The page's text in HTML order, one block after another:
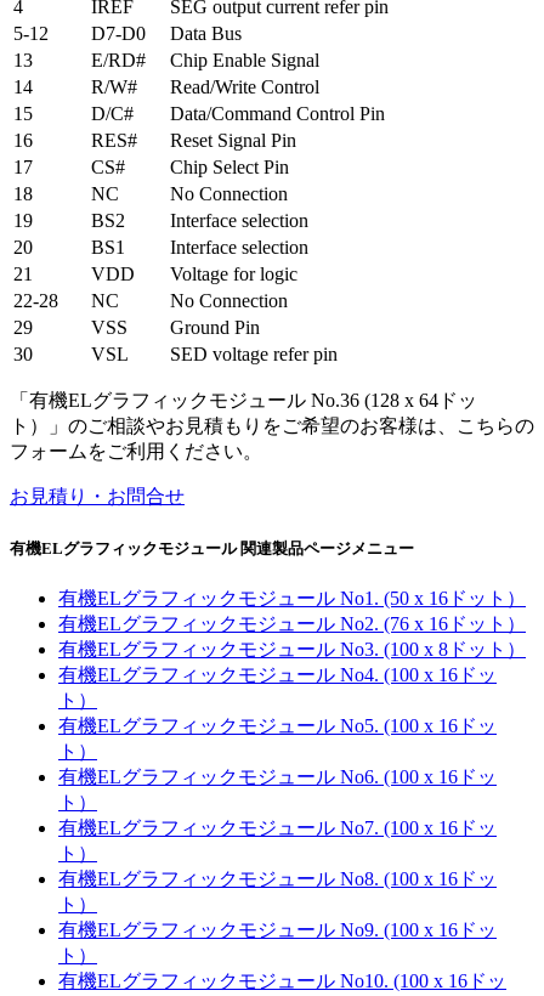
4
IREF
SEG output current refer pin
5-12
D7-D0
Data Bus
13
E/RD#
Chip Enable Signal
14
R/W#
Read/Write Control
15
D/C#
Data/Command Control Pin
16
RES#
Reset Signal Pin
17
CS#
Chip Select Pin
18
NC
No Connection
19
BS2
Interface selection
20
BS1
Interface selection
21
VDD
Voltage for logic
22-28
NC
No Connection
29
VSS
Ground Pin
30
VSL SED voltage refer pin
「有機ELグラフィックモジュール No.36 (128 x 64ドッ
ト）」のご相談やお見積もりをご希望のお客様は、こちらの
フォームをご利用ください。
お見積り・お問合せ
有機ELグラフィックモジュール 関連製品ページメニュー
有機ELグラフィックモジュール No1. (50 x 16ドット）
有機ELグラフィックモジュール No2. (76 x 16ドット）
有機ELグラフィックモジュール No3. (100 x 8ドット）
有機ELグラフィックモジュール No4. (100 x 16ドッ
ト）
有機ELグラフィックモジュール No5. (100 x 16ドッ
ト）
有機ELグラフィックモジュール No6. (100 x 16ドッ
ト）
有機ELグラフィックモジュール No7. (100 x 16ドッ
ト）
有機ELグラフィックモジュール No8. (100 x 16ドッ
ト）
有機ELグラフィックモジュール No9. (100 x 16ドッ
ト）
有機ELグラフィックモジュール No10. (100 x 16ドッ